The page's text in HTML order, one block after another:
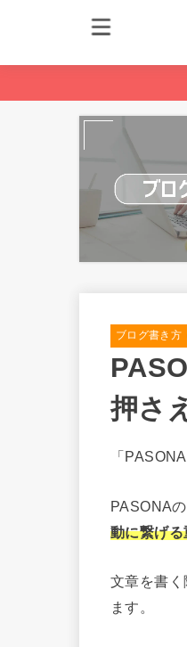
ブログ書き方
押さ
「
PASONA
動に繋げ
文章を書
ます。